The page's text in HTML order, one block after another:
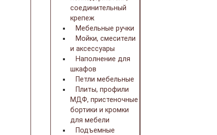
соединительный
крепеж
Мебельные ручки
Мойки, смесители
и аксессуары
Наполнение для
шкафов
Петли мебельные
Плиты, профили
МДФ, пристеночные
бортики и кромки
для мебели
Подъемные